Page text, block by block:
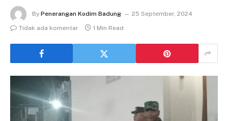
By Penerangan Kodim Badung
25 September, 2024
Tidak ada komentar
1 Min Read